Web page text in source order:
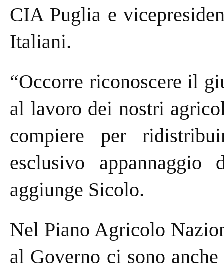
CIA Puglia e
Italiani.
“Occorre riconoscere il
al lavoro dei nostri
compiere per
esclusivo
aggiunge Sicolo.
Nel Piano Agricolo
al Governo ci sono